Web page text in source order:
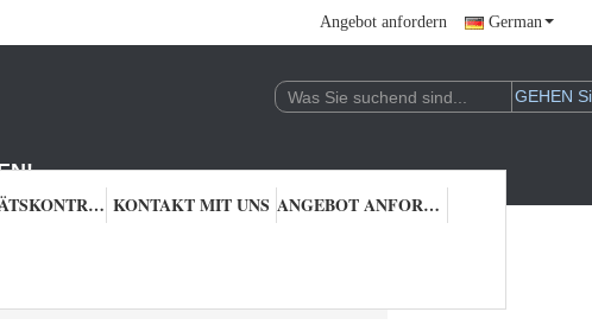
Angebot anfordern German
!
QUALITÄTSKONTROLLE KONTAKT MIT UNS ANGEBOT ANFORDERN